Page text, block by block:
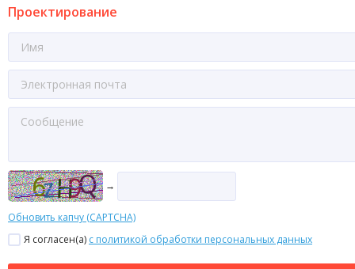
Проектирование
→
Обновить капчу (CAPTCHA)
Я согласен(a) с политикой обработки персональных данных